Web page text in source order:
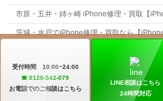
受付時間 10:00~24:00
☎︎ 0120-542-079
お電話でのご相談はこちら
LINE相談はこちら
24時間対応
市原・五井・姉ヶ崎 iPhone修理・買取【
茨城・水戸でiPhone修理・買取なら【
Copyright © iPhone StationAll
BizVektor Theme